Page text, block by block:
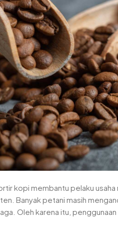
kopi membantu pelaku
Banyak petani masih
Oleh karena itu,